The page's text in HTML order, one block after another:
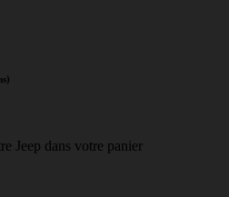
Jeep dans votre panier